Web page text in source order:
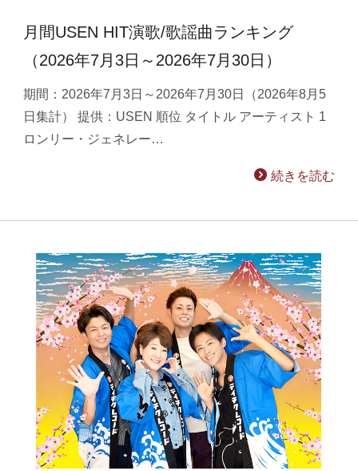
月間USEN HIT演歌/歌謡曲ランキング
（2026年7月3日～2026年7月30日）
期間：2026年7月3日～2026年7月30日（2026年8月5
日集計） 提供：USEN 順位 タイトル アーティスト 1
ロンリー・ジェネレー…
続きを読む